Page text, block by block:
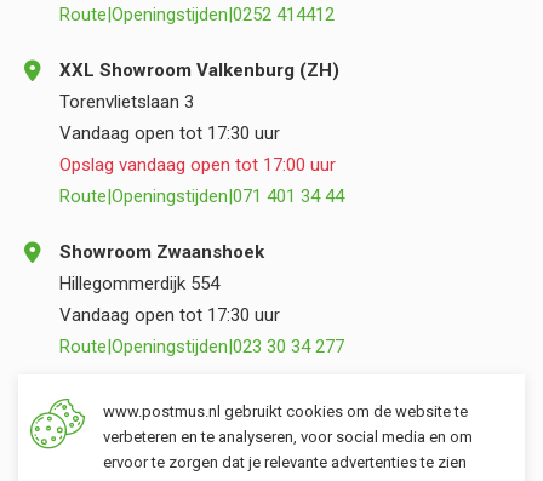
Route|Openingstijden|0252 414412
XXL Showroom Valkenburg (ZH)
Torenvlietslaan 3
Vandaag open tot 17:30 uur
Opslag vandaag open tot 17:00 uur
Route|Openingstijden|071 401 34 44
Showroom Zwaanshoek
Hillegommerdijk 554
Vandaag open tot 17:30 uur
Route|Openingstijden|023 30 34 277
Opslag Valkenburg (ZH)
Torenvlietslaan 3
Vandaag open tot 17:00 uur
www.postmus.nl gebruikt cookies om de website te
verbeteren en te analyseren, voor social media en om
ervoor te zorgen dat je relevante advertenties te zien